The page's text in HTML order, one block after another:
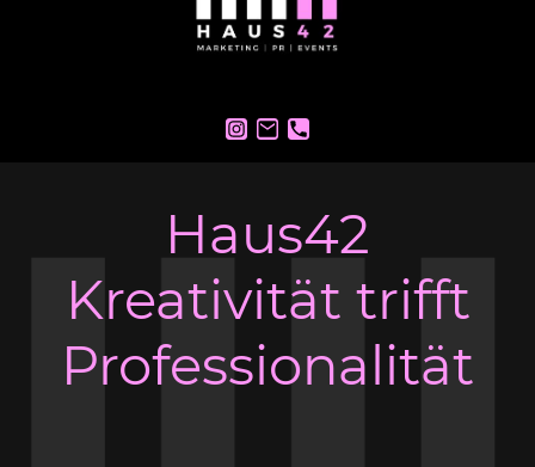
Haus42
Kreativität trifft
Professionalität